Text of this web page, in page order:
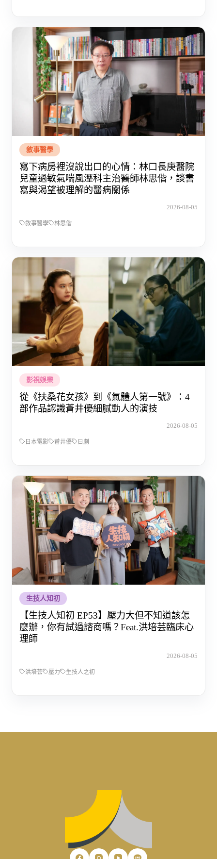
敘事醫學
寫下病房裡沒說出口的心情：林口長庚醫院
兒童過敏氣喘風溼科主治醫師林思偕，談書
寫與渴望被理解的醫病關係
2026-08-05
敘事醫學 林思偕
影視娛樂
從《扶桑花女孩》到《氣體人第一號》：4
部作品認識蒼井優細膩動人的演技
2026-08-05
日本電影 蒼井優 日劇
生技人知初
【生技人知初 EP53】壓力大但不知道該怎
麼辦，你有試過諮商嗎？Feat.洪培芸臨床心
理師
2026-08-05
洪培芸 壓力 生技人之初